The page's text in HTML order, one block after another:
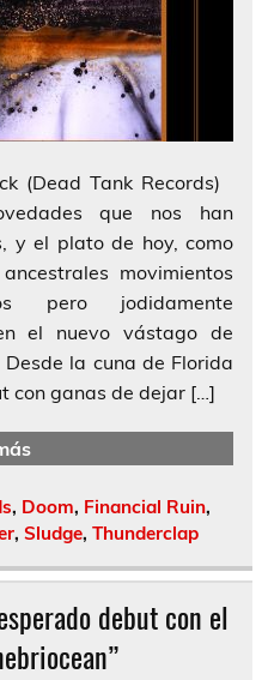
(Dead Tank Records)
que nos han
y el plato de hoy, como
movimientos
pero jodidamente
el nuevo vástago de
Desde la cuna de Florida
con ganas de dejar […]
, Doom, Financial Ruin,
, Sludge, Thunderclap
debut con el